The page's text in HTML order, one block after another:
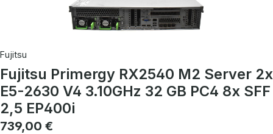
Fujitsu
Fujitsu Primergy RX2540 M2 Server 2x
E5-2630 V4 3.10GHz 32 GB PC4 8x SFF
2,5 EP400i
Regulärer Preis:
739,00 €